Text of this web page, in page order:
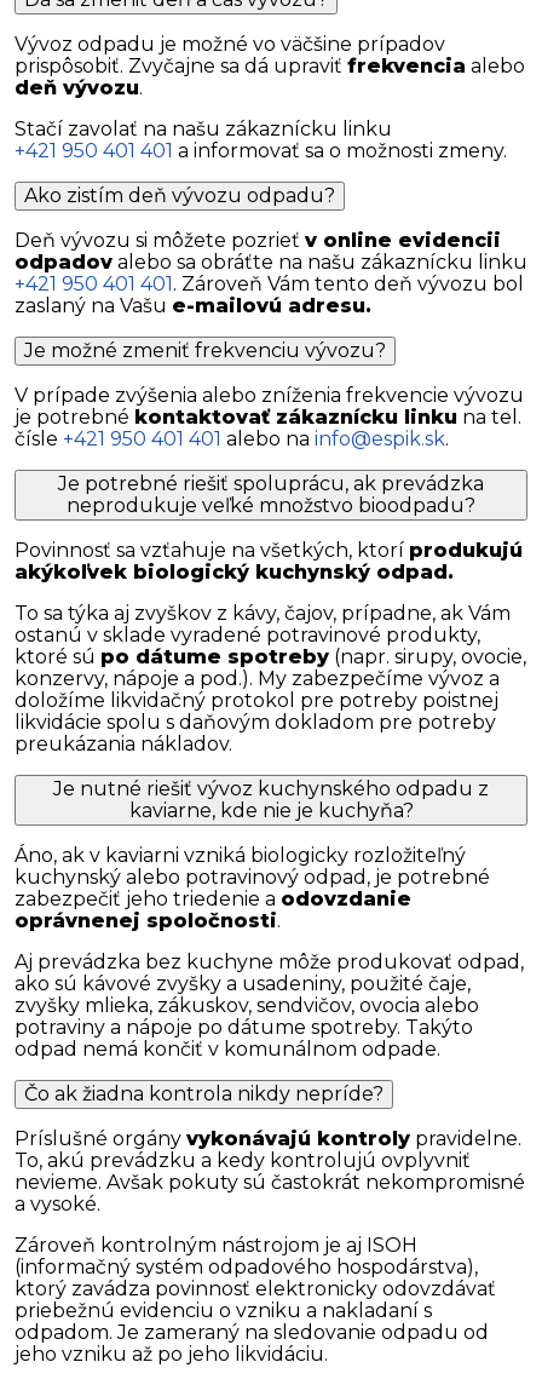
Vývoz odpadu je možné vo väčšine prípadov
prispôsobiť. Zvyčajne sa dá upraviť frekvencia alebo
deň vývozu.
Stačí zavolať na našu zákaznícku linku
+421 950 401 401 a informovať sa o možnosti zmeny.
Ako zistím deň vývozu odpadu?
Deň vývozu si môžete pozrieť v online evidencii
odpadov alebo sa obráťte na našu zákaznícku linku
+421 950 401 401. Zároveň Vám tento deň vývozu bol
zaslaný na Vašu e-mailovú adresu.
Je možné zmeniť frekvenciu vývozu?
V prípade zvýšenia alebo zníženia frekvencie vývozu
je potrebné kontaktovať zákaznícku linku na tel.
čísle +421 950 401 401 alebo na info@espik.sk.
Je potrebné riešiť spoluprácu, ak prevádzka
neprodukuje veľké množstvo bioodpadu?
Povinnosť sa vzťahuje na všetkých, ktorí produkujú
akýkoľvek biologický kuchynský odpad.
To sa týka aj zvyškov z kávy, čajov, prípadne, ak Vám
ostanú v sklade vyradené potravinové produkty,
ktoré sú po dátume spotreby (napr. sirupy, ovocie,
konzervy, nápoje a pod.). My zabezpečíme vývoz a
doložíme likvidačný protokol pre potreby poistnej
likvidácie spolu s daňovým dokladom pre potreby
preukázania nákladov.
Je nutné riešiť vývoz kuchynského odpadu z
kaviarne, kde nie je kuchyňa?
Áno, ak v kaviarni vzniká biologicky rozložiteľný
kuchynský alebo potravinový odpad, je potrebné
zabezpečiť jeho triedenie a odovzdanie
oprávnenej spoločnosti.
Aj prevádzka bez kuchyne môže produkovať odpad,
ako sú kávové zvyšky a usadeniny, použité čaje,
zvyšky mlieka, zákuskov, sendvičov, ovocia alebo
potraviny a nápoje po dátume spotreby. Takýto
odpad nemá končiť v komunálnom odpade.
Čo ak žiadna kontrola nikdy nepríde?
Príslušné orgány vykonávajú kontroly pravidelne.
To, akú prevádzku a kedy kontrolujú ovplyvniť
nevieme. Avšak pokuty sú častokrát nekompromisné
a vysoké.
Zároveň kontrolným nástrojom je aj ISOH
(informačný systém odpadového hospodárstva),
ktorý zavádza povinnosť elektronicky odovzdávať
priebežnú evidenciu o vzniku a nakladaní s
odpadom. Je zameraný na sledovanie odpadu od
jeho vzniku až po jeho likvidáciu.